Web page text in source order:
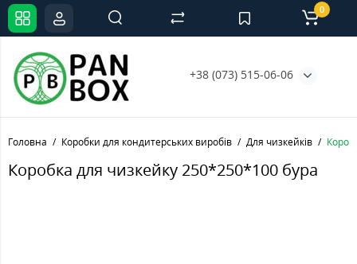
+38 (073) 515-06-06
0
Головна Коробки для кондитерських виробів Для чизкейків
Коробка для чизкейку 250*250*100 бура